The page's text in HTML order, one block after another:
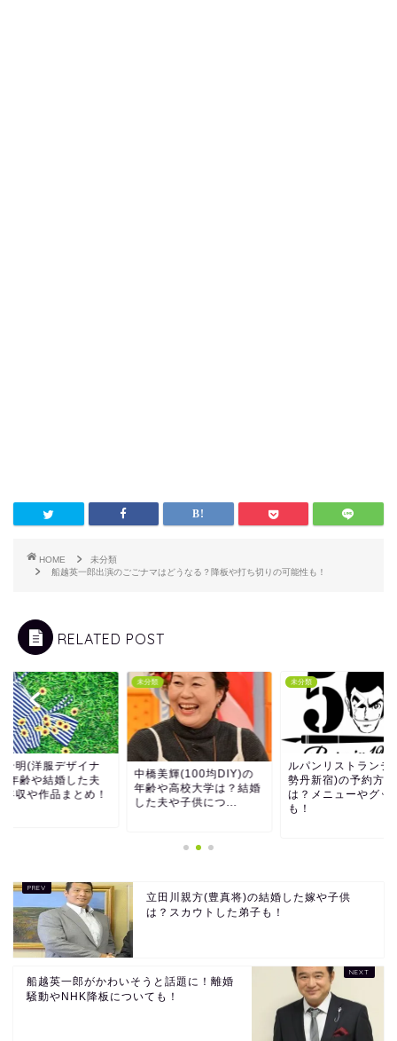
HOME
未分類
船越英一郎出演のごごナマはどうなる？降板や打ち切りの可能性も！
RELATED POST
千明(洋服デザイナ
年齢や結婚した夫
年収や作品まとめ！
未分類
中橋美輝(100均DIY)の
年齢や高校大学は？結婚
した夫や子供につ...
未分類
ルパンリストランテ
勢丹新宿)の予約方法
は？メニューやグッ
も！
立田川親方(豊真将)の結婚した嫁や子供
は？スカウトした弟子も！
船越英一郎がかわいそうと話題に！離婚
騒動やNHK降板についても！